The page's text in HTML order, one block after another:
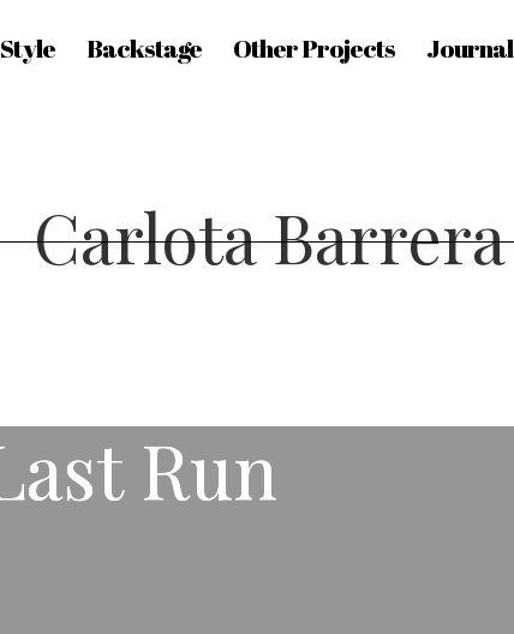
Backstage Other Projects Journal
Carlota Barrera
The Last Run
The Last Run